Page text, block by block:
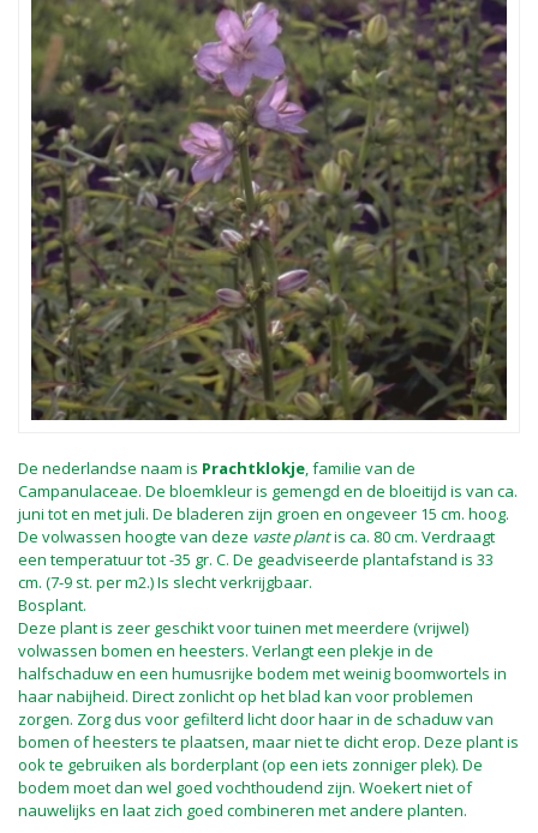
De nederlandse naam is Prachtklokje, familie van de
Campanulaceae. De bloemkleur is gemengd en de bloeitijd is van ca.
juni tot en met juli. De bladeren zijn groen en ongeveer 15 cm. hoog.
De volwassen hoogte van deze vaste plantis ca. 80 cm. Verdraagt
een temperatuur tot -35 gr. C. De geadviseerde plantafstand is 33
cm. (7-9 st. per m2.) Is slecht verkrijgbaar.
Bosplant.
Deze plant is zeer geschikt voor tuinen met meerdere (vrijwel)
volwassen bomen en heesters. Verlangt een plekje in de
halfschaduw en een humusrijke bodem met weinig boomwortels in
haar nabijheid. Direct zonlicht op het blad kan voor problemen
zorgen. Zorg dus voor gefilterd licht door haar in de schaduw van
bomen of heesters te plaatsen, maar niet te dicht erop. Deze plant is
ook te gebruiken als borderplant (op een iets zonniger plek). De
bodem moet dan wel goed vochthoudend zijn. Woekert niet of
nauwelijks en laat zich goed combineren met andere planten.